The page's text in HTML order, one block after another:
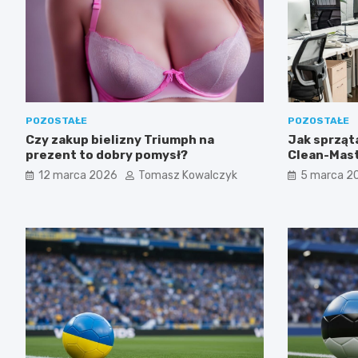
POZOSTAŁE
Czy zakup bielizny Triumph na
prezent to dobry pomysł?
12 marca 2026 Tomasz Kowalczyk
POZOSTAŁE
Jak
Clean-
firmy w
5 marca